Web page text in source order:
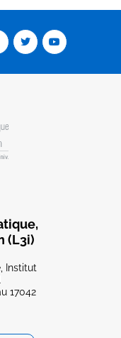
(L3i)
Institut
17042